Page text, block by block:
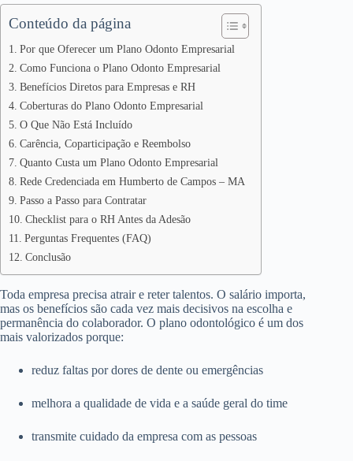
Conteúdo da página
Por que Oferecer um Plano Odonto Empresarial
Como Funciona o Plano Odonto Empresarial
Benefícios Diretos para Empresas e RH
Coberturas do Plano Odonto Empresarial
O Que Não Está Incluído
Carência, Coparticipação e Reembolso
Quanto Custa um Plano Odonto Empresarial
Rede Credenciada em Humberto de Campos – MA
Passo a Passo para Contratar
Checklist para o RH Antes da Adesão
Perguntas Frequentes (FAQ)
Conclusão
Toda empresa precisa atrair e reter talentos. O salário importa,
mas os benefícios são cada vez mais decisivos na escolha e
permanência do colaborador. O plano odontológico é um dos
mais valorizados porque:
reduz faltas por dores de dente ou emergências
melhora a qualidade de vida e a saúde geral do time
transmite cuidado da empresa com as pessoas